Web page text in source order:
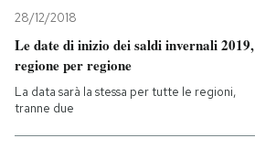
28/12/2018
Le date di inizio dei saldi invernali 2019,
regione per regione
La data sarà la stessa per tutte le regioni,
tranne due